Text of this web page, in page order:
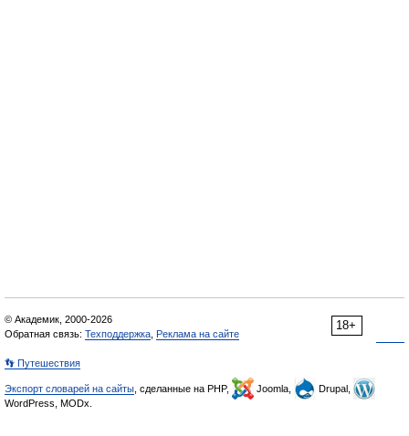
18+
© Академик, 2000-2026
Обратная связь: Техподдержка Реклама на сайте
👣 Путешествия
Экспорт словарей на сайты , сделанные на PHP, Joomla,
Drupal,
WordPress, MODx.